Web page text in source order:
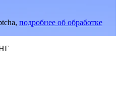
подробнее об обработке